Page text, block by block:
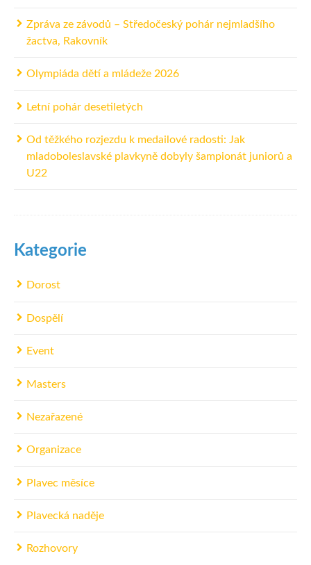
Zpráva ze závodů – Středočeský pohár nejmladšího
žactva, Rakovník
Olympiáda dětí a mládeže 2026
Letní pohár desetiletých
Od těžkého rozjezdu k medailové radosti: Jak
mladoboleslavské plavkyně dobyly šampionát juniorů a
U22
Kategorie
Dorost
Dospělí
Event
Masters
Nezařazené
Organizace
Plavec měsíce
Plavecká naděje
Rozhovory